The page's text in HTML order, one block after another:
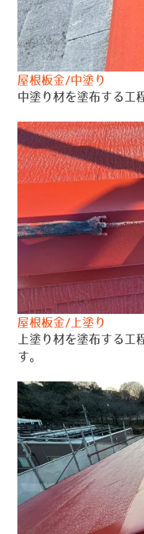
屋根板金/中塗り
中塗り材を塗布する工
屋根板金/上塗り
上塗り材を塗布する工
す。